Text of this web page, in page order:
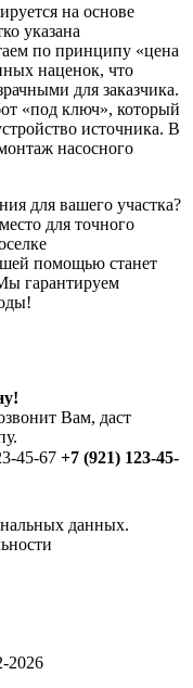
на основе
указана
по принципу «цена
наценок, что
для заказчика.
«под ключ», который
источника. В
насосного
для вашего участка?
для точного
помощью станет
гарантируем
Вам, даст
45-67 +7 (921) 123-45-
данных.
2026